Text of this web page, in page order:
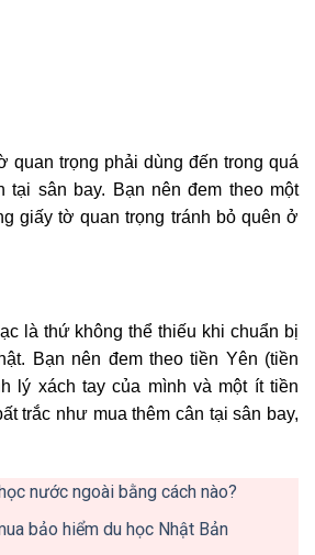
quan trọng phải dùng đến trong quá
tại sân bay. Bạn nên đem theo một
giấy tờ quan trọng tránh bỏ quên ở
là thứ không thể thiếu khi chuẩn bị
Bạn nên đem theo tiền Yên (tiền
lý xách tay của mình và một ít tiền
trắc như mua thêm cân tại sân bay,
nước ngoài bằng cách nào?
bảo hiểm du học Nhật Bản